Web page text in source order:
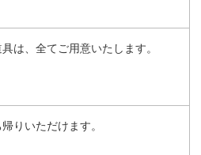
は、全てご用意いたします。
りいただけます。